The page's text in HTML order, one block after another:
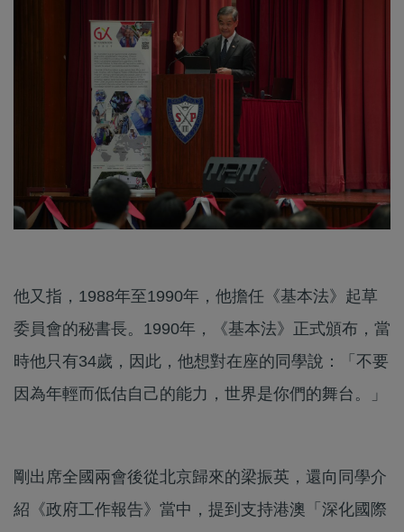
他又指，1988年至1990年，他擔任《基本法》起草
委員會的秘書長。1990年，《基本法》正式頒布，當
時他只有34歲，因此，他想對在座的同學說：「不要
因為年輕而低估自己的能力，世界是你們的舞台。」
剛出席全國兩會後從北京歸來的梁振英，還向同學介
紹《政府工作報告》當中，提到支持港澳「深化國際